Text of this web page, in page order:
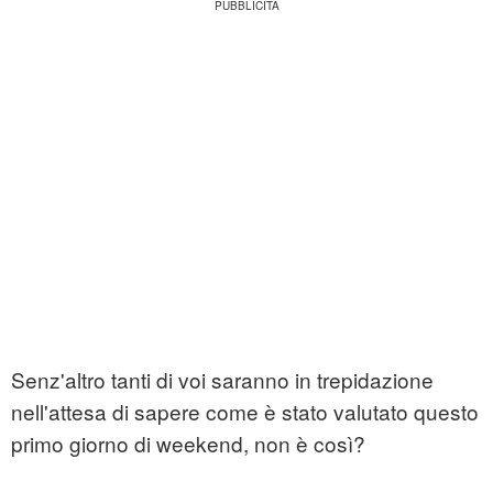
Senz'altro tanti di voi saranno in trepidazione
nell'attesa di sapere come è stato valutato questo
primo giorno di weekend, non è così?